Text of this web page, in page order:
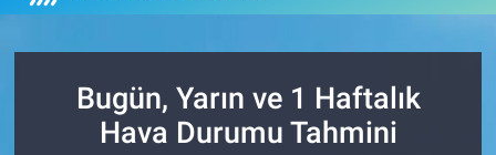
Bugün, Yarın ve 1 Haftalık
Hava Durumu Tahmini
Özel Haber
Turizm
Özel Haber
Turizm
Özel Haber
Turizm
Süper Lig Puan Durumu ve Fikstür
Tüm Manşetler